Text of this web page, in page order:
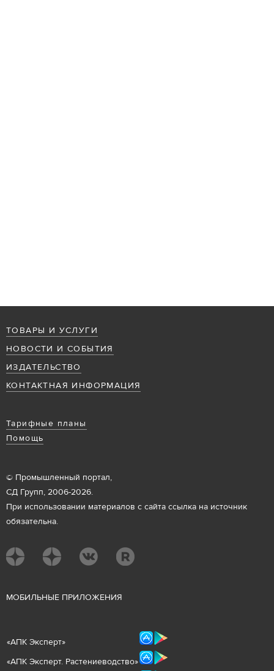
ТОВАРЫ И УСЛУГИ
НОВОСТИ И СОБЫТИЯ
ИЗДАТЕЛЬСТВО
КОНТАКТНАЯ ИНФОРМАЦИЯ
Тарифные планы
Помощь
© Промышленный портал,
СД Групп, 2006-2026.
При использовании материалов с сайта ссылка на источник
обязательна.
МОБИЛЬНЫЕ ПРИЛОЖЕНИЯ
«АПК Эксперт»
«АПК Эксперт. Растениеводство»